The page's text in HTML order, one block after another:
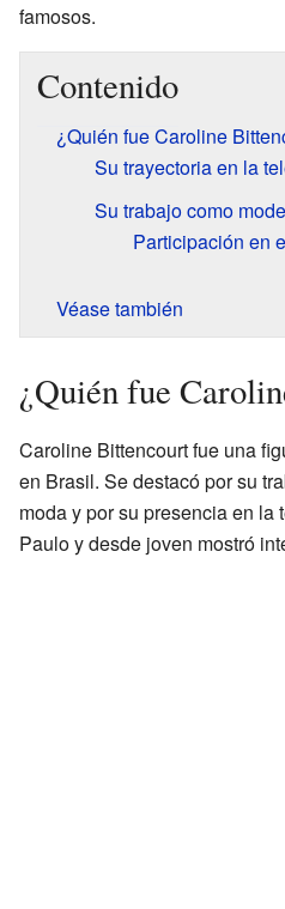
famosos.
Contenido
¿Quién fue Caroline
Su trayectoria en la
Su trabajo como
Participación en
Véase también
¿Quién fue
Caroline Bittencourt fue una
en Brasil. Se destacó por su
moda y por su presencia en
Paulo y desde joven mostró